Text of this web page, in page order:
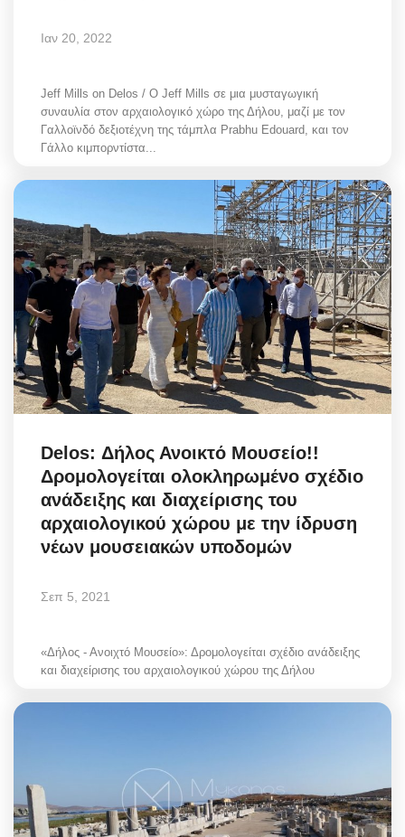
Ιαν 20, 2022
Jeff Mills on Delos / Ο Jeff Mills σε μια μυσταγωγική
συναυλία στον αρχαιολογικό χώρο της Δήλου, μαζί με τον
Γαλλοϊνδό δεξιοτέχνη της τάμπλα Prabhu Edouard, και τον
Γάλλο κιμπορντίστα...
Delos: Δήλος Ανοικτό Μουσείο!!
Δρομολογείται ολοκληρωμένο σχέδιο
ανάδειξης και διαχείρισης του
αρχαιολογικού χώρου με την ίδρυση
νέων μουσειακών υποδομών
Σεπ 5, 2021
«Δήλος - Ανοιχτό Μουσείο»: Δρομολογείται σχέδιο ανάδειξης
και διαχείρισης του αρχαιολογικού χώρου της Δήλου